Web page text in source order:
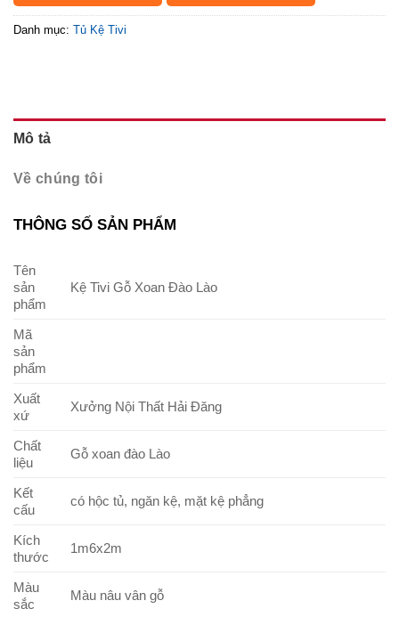
Danh mục: Tủ Kệ Tivi
Mô tả
Về chúng tôi
THÔNG SỐ SẢN PHẨM
Tên
sản
phẩm
Kệ Tivi Gỗ Xoan Đào Lào
Mã
sản
phẩm
Xuất
xứ
Xưởng Nội Thất Hải Đăng
Chất
liệu
Gỗ xoan đào Lào
Kết
cấu
có hộc tủ, ngăn kệ, mặt kệ phẳng
Kích
thước
1m6x2m
Màu
sắc
Màu nâu vân gỗ